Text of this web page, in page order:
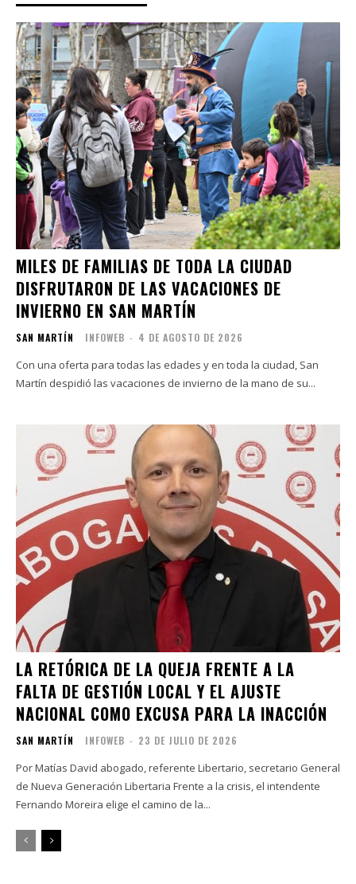
MILES DE FAMILIAS DE TODA LA CIUDAD
DISFRUTARON DE LAS VACACIONES DE
INVIERNO EN SAN MARTÍN
SAN MARTÍN INFOWEB - 4 DE AGOSTO DE 2026
Con una oferta para todas las edades y en toda la ciudad, San
Martín despidió las vacaciones de invierno de la mano de su...
LA RETÓRICA DE LA QUEJA FRENTE A LA
FALTA DE GESTIÓN LOCAL Y EL AJUSTE
NACIONAL COMO EXCUSA PARA LA INACCIÓN
SAN MARTÍN INFOWEB - 23 DE JULIO DE 2026
Por Matías David abogado, referente Libertario, secretario General
de Nueva Generación Libertaria Frente a la crisis, el intendente
Fernando Moreira elige el camino de la...